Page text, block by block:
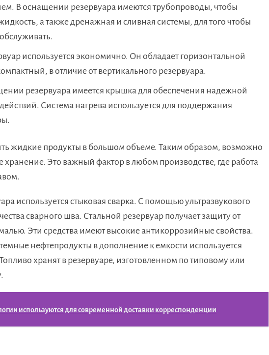
В оснащении резервуара имеются трубопроводы, чтобы
а также дренажная и сливная системы, для того чтобы
используется экономично. Он обладает горизонтальной
в отличие от вертикального резервуара.
резервуара имеется крышка для обеспечения надежной
Система нагрева используется для поддержания
жидкие продукты в большом объеме. Таким образом, возможно
Это важный фактор в любом производстве, где работа
используется стыковая сварка. С помощью ультразвукового
сварного шва. Стальной резервуар получает защиту от
Эти средства имеют высокие антикоррозийные свойства.
нефтепродукты в дополнение к емкости используется
хранят в резервуаре, изготовленном по типовому или
используются для современной доставки корреспонденции